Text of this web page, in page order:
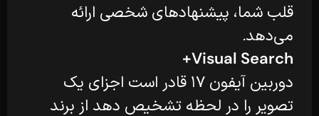
قلب شما، پیشنهادهای شخصی ارائه
می‌دهد.
Visual Search+
دوربین آیفون ۱۷ قادر است اجزای یک
تصویر را در لحظه تشخیص دهد از برند